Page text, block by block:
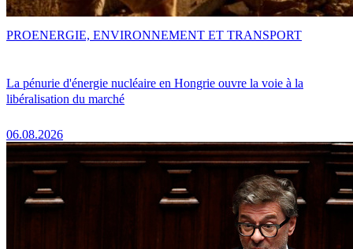
La pénurie d'énergie nucléaire en Hongrie ouvre la voie à la
libéralisation du marché
06.08.2026
PROENERGIE, ENVIRONNEMENT ET TRANSPORT